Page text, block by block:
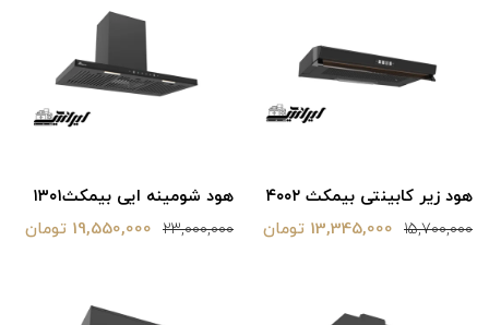
هود زیر کابینتی بیمکث ۴۰۰۲
15,700,000 13,345,000 تومان
هود شومینه ایی بیمکث‌۱۳۰۱
23,000,000 19,550,000 تومان